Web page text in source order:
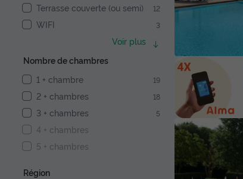
Terrasse couverte (ou semi) 12
WIFI 3
Voir plus
Nombre de chambres
1 + chambre
19
2 + chambres 18
3 + chambres 5
4 + chambres
5 + chambres
Région